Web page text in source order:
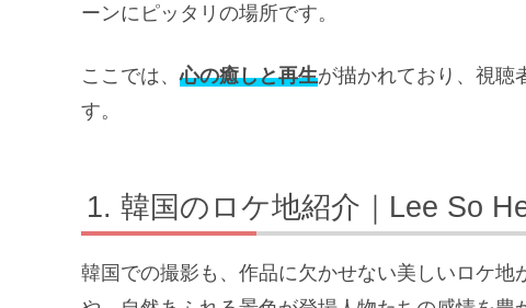
ーンにピッタリの場所です。
ここでは、心の癒しと再生が描かれており、視聴
す。
韓国のロケ地紹介｜Lee So
韓国での撮影も、作品に欠かせない美しいロケ